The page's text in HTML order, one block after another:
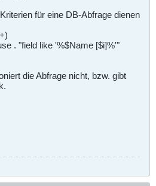
für eine DB-Abfrage dienen
. "field like '%$Name [$i]%'"
die Abfrage nicht, bzw. gibt